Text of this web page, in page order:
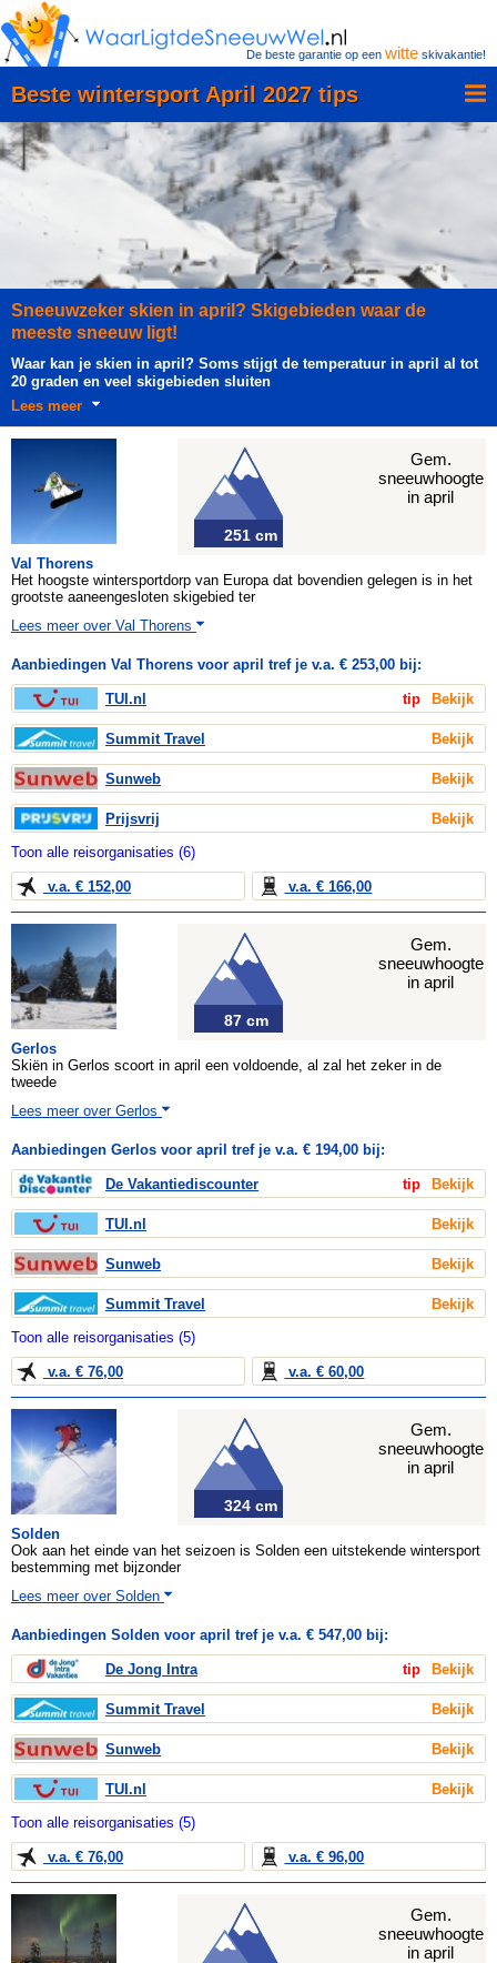
De beste garantie op een witte skivakantie!
Beste wintersport April 2027 tips
Sneeuwzeker skien in april? Skigebieden waar de
meeste sneeuw ligt!
Waar kan je skien in april? Soms stijgt de temperatuur in april al tot
20 graden en veel skigebieden sluiten
Lees meer
Val Thorens
Het hoogste wintersportdorp van Europa dat bovendien gelegen is in het
grootste aaneengesloten skigebied ter
Lees meer over Val Thorens
251 cm
Gem.
sneeuwhoogte
in april
Aanbiedingen Val Thorens voor april tref je v.a. € 253,00 bij:
TUI.nl tip Bekijk
Summit Travel Bekijk
Sunweb Bekijk
Prijsvrij
Bekijk
Toon alle reisorganisaties (6)
v.a. € 152,00 v.a. € 166,00
Gerlos
Skiën in Gerlos scoort in april een voldoende, al zal het zeker in de
tweede
Lees meer over Gerlos
87 cm
Gem.
sneeuwhoogte
in april
Aanbiedingen Gerlos voor april tref je v.a. € 194,00 bij:
De Vakantiediscounter tip Bekijk
TUI.nl Bekijk
Sunweb Bekijk
Summit Travel
Bekijk
Toon alle reisorganisaties (5)
v.a. € 76,00 v.a. € 60,00
Solden
Ook aan het einde van het seizoen is Solden een uitstekende wintersport
bestemming met bijzonder
Lees meer over Solden
324 cm
Gem.
sneeuwhoogte
in april
Aanbiedingen Solden voor april tref je v.a. € 547,00 bij:
De Jong Intra tip Bekijk
Summit Travel Bekijk
Sunweb Bekijk
TUI.nl
Bekijk
Toon alle reisorganisaties (5)
v.a. € 76,00 v.a. € 96,00
Gem.
sneeuwhoogte
in april